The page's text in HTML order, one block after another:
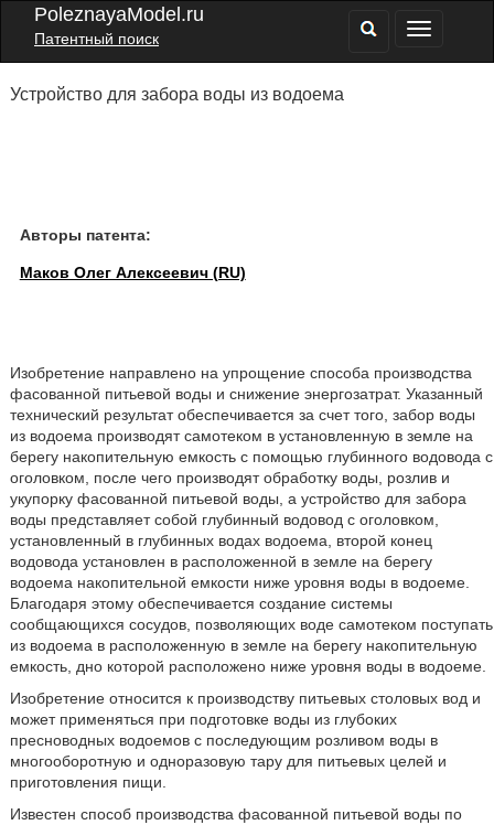
PoleznayaModel.ru
Патентный поиск
Устройство для забора воды из водоема
Авторы патента:
Маков Олег Алексеевич (RU)
Изобретение направлено на упрощение способа производства
фасованной питьевой воды и снижение энергозатрат. Указанный
технический результат обеспечивается за счет того, забор воды
из водоема производят самотеком в установленную в земле на
берегу накопительную емкость с помощью глубинного водовода с
оголовком, после чего производят обработку воды, розлив и
укупорку фасованной питьевой воды, а устройство для забора
воды представляет собой глубинный водовод с оголовком,
установленный в глубинных водах водоема, второй конец
водовода установлен в расположенной в земле на берегу
водоема накопительной емкости ниже уровня воды в водоеме.
Благодаря этому обеспечивается создание системы
сообщающихся сосудов, позволяющих воде самотеком поступать
из водоема в расположенную в земле на берегу накопительную
емкость, дно которой расположено ниже уровня воды в водоеме.
Изобретение относится к производству питьевых столовых вод и
может применяться при подготовке воды из глубоких
пресноводных водоемов с последующим розливом воды в
многооборотную и одноразовую тару для питьевых целей и
приготовления пищи.
Известен способ производства фасованной питьевой воды по